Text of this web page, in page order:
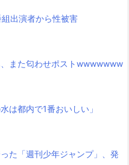
組出演者から性被害
、また匂わせポストwwwwwww
は都内で1番おいしい」
た「週刊少年ジャンプ」、発